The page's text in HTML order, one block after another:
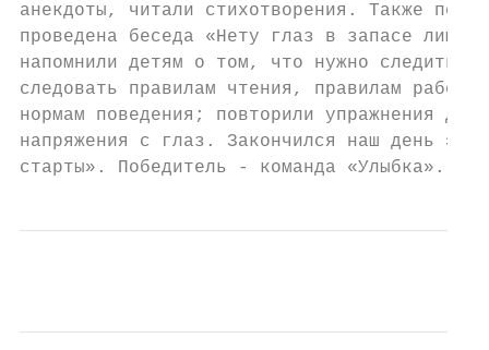
анекдоты, читали стихотворения. Также
проведена беседа «Нету глаз в запасе
напомнили детям о том, что нужно следить
следовать правилам чтения, правилам
нормам поведения; повторили упражнения для
напряжения с глаз. Закончился наш день
старты». Победитель - команда «Улыбка».